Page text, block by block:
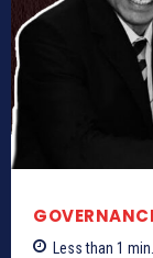
Less than 1 min.